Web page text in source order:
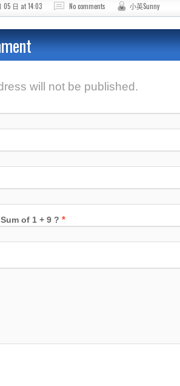
05 日 at 14:03 No comments 小英Sunny
will not be published.
of 1 + 9 ? *